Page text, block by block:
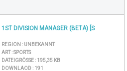
1ST DIVISION MANAGER (BETA) [S
REGION : UNBEKANNT
ART :SPORTS
DATEIGRÖSSE : 195,35 KB
DOWNLAOD : 191